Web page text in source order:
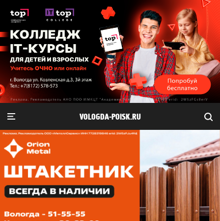
VOLOGDA-POISK.RU